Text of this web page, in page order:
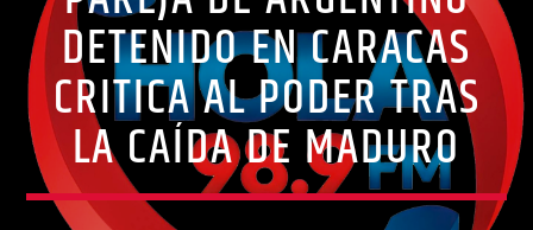
0:00
DETENIDO EN CARACAS
CRITICA AL PODER TRAS
LA CAÍDA DE MADURO